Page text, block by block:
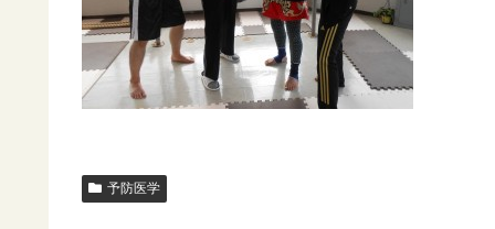
予防医学